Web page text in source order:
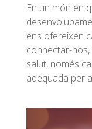
En un món en
ens ofereixen
connectar-
salut, només
adequada per